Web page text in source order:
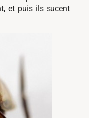
et puis ils sucent